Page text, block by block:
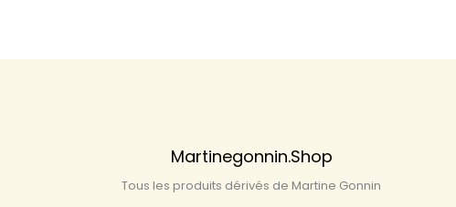
Martinegonnin.shop
Tous les produits dérivés de Martine Gonnin